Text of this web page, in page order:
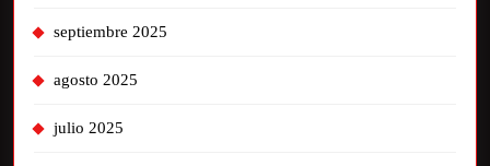
septiembre 2025
agosto 2025
julio 2025